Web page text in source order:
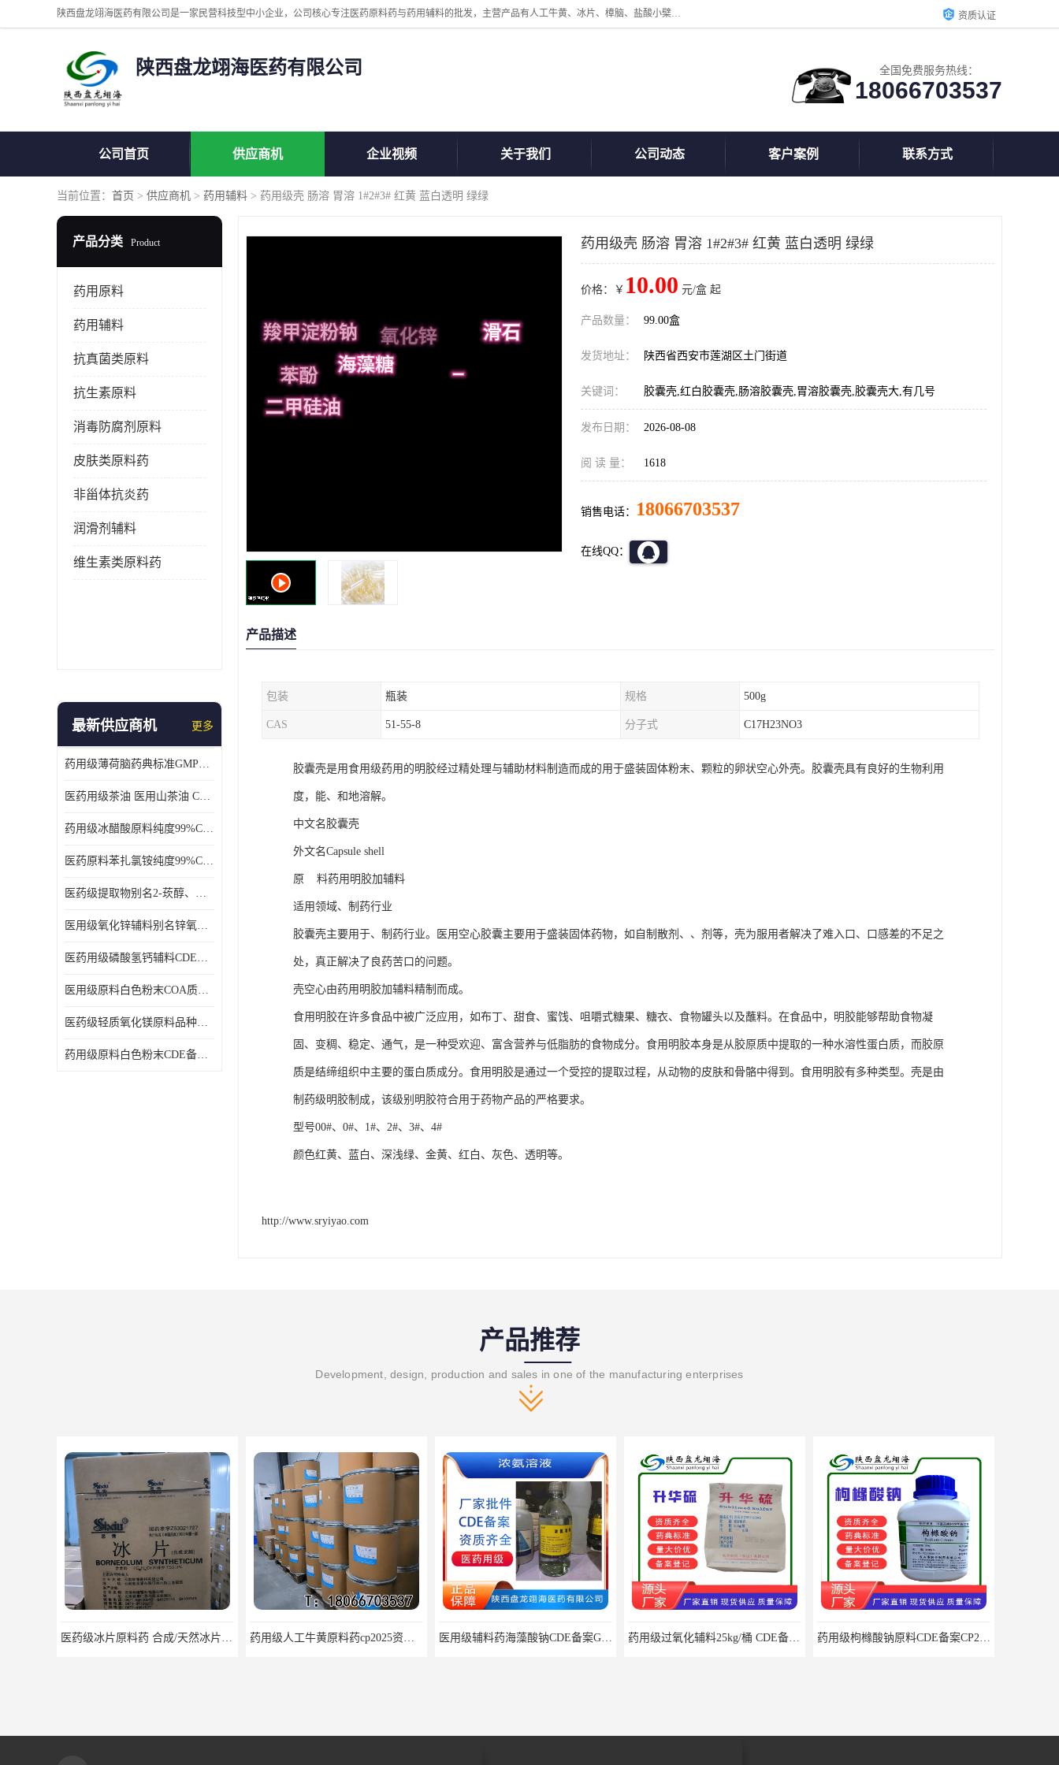
陕西盘龙翊海医药有限公司是一家民营科技型中小企业，公司核心专注医药原料药与药用辅料的批发，主营产品有人工牛黄、冰片、樟脑、盐酸小檗碱、氢氧化铝、枸橼酸喷托维林、甲硝唑、维生素B、维生素C、维生素E、克霉唑、利巴韦林、氯化铵等。 资质认证
陕西盘龙翊海医药有限公司 全国免费服务热线：
18066703537
公司首页 供应商机 企业视频 关于我们 公司动态 客户案例 联系方式
当前位置： 首页 > 供应商机 > 药用辅料 > 药用级壳 肠溶 胃溶 1#2#3# 红黄 蓝白透明 绿绿
产品分类 Product
药用原料
药用辅料
抗真菌类原料
抗生素原料
消毒防腐剂原料
皮肤类原料药
非甾体抗炎药
润滑剂辅料
维生素类原料药
最新供应商机 更多
药用级薄荷脑药典标准GMP工厂
医药用级茶油 医用山茶油 COA质检 价格优 原料药
药用级冰醋酸原料纯度99%CDE备案COA质检
医药原料苯扎氯铵纯度99%CDE备案500g/瓶
医药级提取物别名2-莰醇、龙脑1kg/袋
医用级氧化锌辅料别名锌氧粉CDE备案cas1314-13-2
医药用级磷酸氢钙辅料CDE备案CAS7757-93-9
医用级原料白色粉末COA质检同行CAS113-92-8
医药级轻质氧化镁原料品种多 有 质量好GMP认证 CDE备案
药用级原料白色粉末CDE备案cas56-75-7
药用级壳 肠溶 胃溶 1#2#3# 红黄 蓝白透明 绿绿
价格：￥ 10.00 元/盒 起
产品数量： 99.00盒
发货地址： 陕西省西安市莲湖区土门街道
关键词： 胶囊壳,红白胶囊壳,肠溶胶囊壳,胃溶胶囊壳,胶囊壳大,有几号
发布日期： 2026-08-08
阅 读 量： 1618
销售电话： 18066703537
在线QQ：
产品描述
包装 瓶装 规格 500g
CAS 51-55-8 分子式 C17H23NO3
胶囊壳是用食用级药用的明胶经过精处理与辅助材料制造而成的用于盛装固体粉末、颗粒的卵状空心外壳。胶囊壳具有良好的生物利用
度，能、和地溶解。
中文名胶囊壳
外文名Capsule shell
原 料药用明胶加辅料
适用领域、制药行业
胶囊壳主要用于、制药行业。医用空心胶囊主要用于盛装固体药物，如自制散剂、、剂等，壳为服用者解决了难入口、口感差的不足之
处，真正解决了良药苦口的问题。
壳空心由药用明胶加辅料精制而成。
食用明胶在许多食品中被广泛应用，如布丁、甜食、蜜饯、咀嚼式糖果、糖衣、食物罐头以及蘸料。在食品中，明胶能够帮助食物凝
固、变稠、稳定、通气，是一种受欢迎、富含营养与低脂肪的食物成分。食用明胶本身是从胶原质中提取的一种水溶性蛋白质，而胶原
质是结缔组织中主要的蛋白质成分。食用明胶是通过一个受控的提取过程，从动物的皮肤和骨骼中得到。食用明胶有多种类型。壳是由
制药级明胶制成，该级别明胶符合用于药物产品的严格要求。
型号00#、0#、1#、2#、3#、4#
颜色红黄、蓝白、深浅绿、金黄、红白、灰色、透明等。
http://www.sryiyao.com
产品推荐
Development, design, production and sales in one of the manufacturing enterprises
医药级冰片原料药 合成/天然冰片药典标准原料 药用级人工牛黄原料药cp2025资质齐全 医用级辅料药海藻酸钠CDE备案GMP COA质检 药用级过氧化辅料25kg/桶 CDE备案CP20药典标准 药用级枸橼酸钠原料CDE备案CP20药典标准CAS6132-04-3